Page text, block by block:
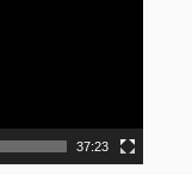
37:23